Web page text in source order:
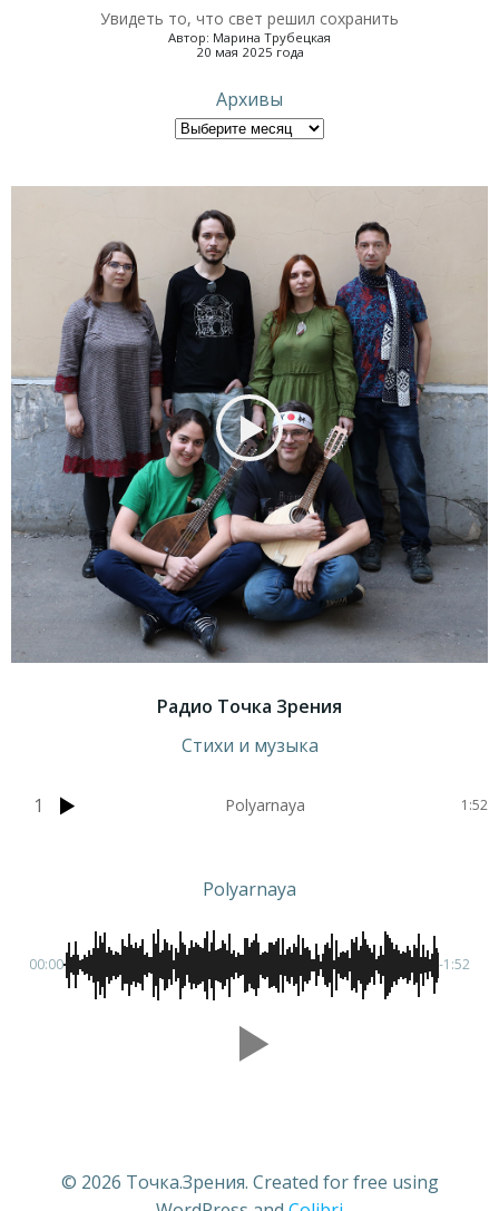
Увидеть то, что свет решил сохранить
Автор: Марина Трубецкая
20 мая 2025 года
Архивы
Радио Точка Зрения
Стихи и музыка
1 Polyarnaya 1:52
Polyarnaya
00:00 -1:52
© 2026 Точка.Зрения. Created for free using